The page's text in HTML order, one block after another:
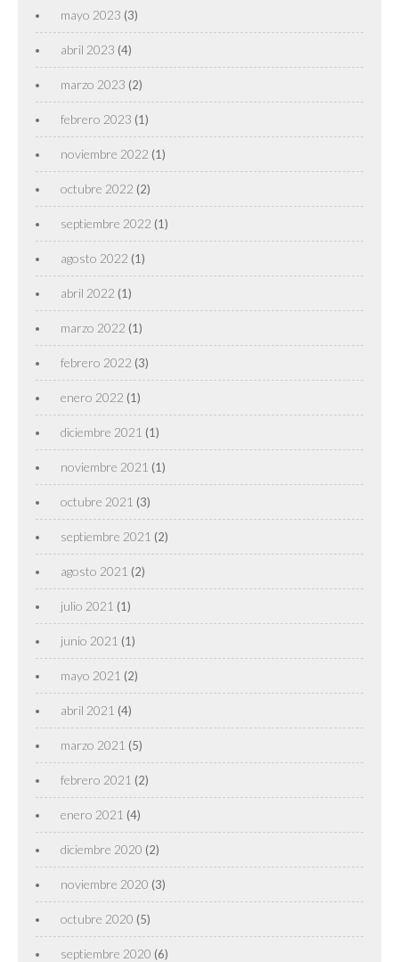
mayo 2023 (3)
abril 2023 (4)
marzo 2023 (2)
febrero 2023 (1)
noviembre 2022 (1)
octubre 2022 (2)
septiembre 2022 (1)
agosto 2022 (1)
abril 2022 (1)
marzo 2022 (1)
febrero 2022 (3)
enero 2022 (1)
diciembre 2021 (1)
noviembre 2021 (1)
octubre 2021 (3)
septiembre 2021 (2)
agosto 2021 (2)
julio 2021 (1)
junio 2021 (1)
mayo 2021 (2)
abril 2021 (4)
marzo 2021 (5)
febrero 2021 (2)
enero 2021 (4)
diciembre 2020 (2)
noviembre 2020 (3)
octubre 2020 (5)
septiembre 2020 (6)